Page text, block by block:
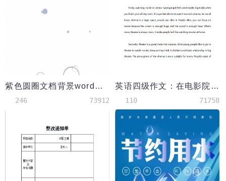
紫色圆圈文档背景word模板
246 73912
英语四级作文：在电影院看电影的好处
110 71758